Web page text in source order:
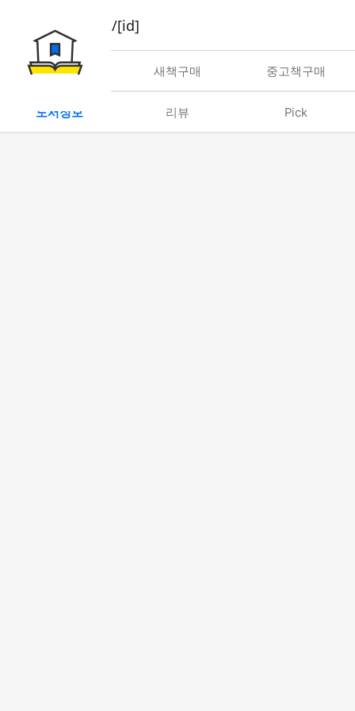
book/rent/[id]
대여 새책구매 중고책구매
도서정보 리뷰 Pick